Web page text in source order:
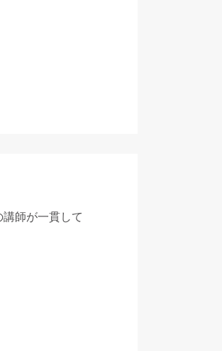
師が一貫して